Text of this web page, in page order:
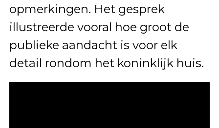
opmerkingen. Het gesprek
illustreerde vooral hoe groot de
publieke aandacht is voor elk
detail rondom het koninklijk huis.